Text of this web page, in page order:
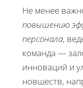
Не менее
повышению
персонала,
команда —
инноваций и
новшеств,